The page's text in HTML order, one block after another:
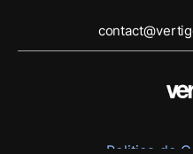
Politica de